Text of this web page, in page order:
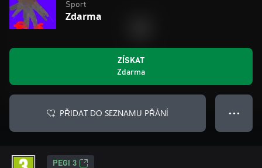
Sport
Zdarma
ZÍSKAT
Zdarma
PŘIDAT DO SEZNAMU PŘÁNÍ ● ● ●
PEGI 3